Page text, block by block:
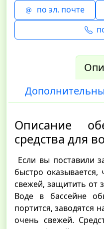
по эл. почте
Описание
средства для
Если вы поставили
быстро
свежей, защитить от
Воде в бассейне
портится, заводятся
очень свежей.